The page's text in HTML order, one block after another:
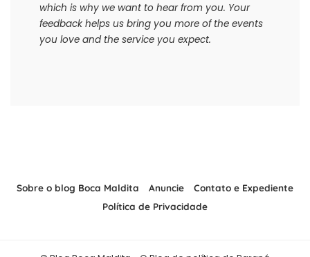
which is why we want to hear from you. Your
feedback helps us bring you more of the events
you love and the service you expect.
Sobre o blog Boca Maldita Anuncie
Contato e Expediente
Política de Privacidade